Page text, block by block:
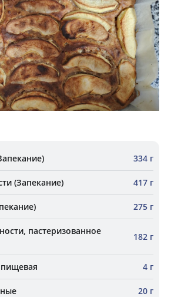
334 г
(Запекание) 417 г
275 г
пастеризованное
182 г
4 г
20 г